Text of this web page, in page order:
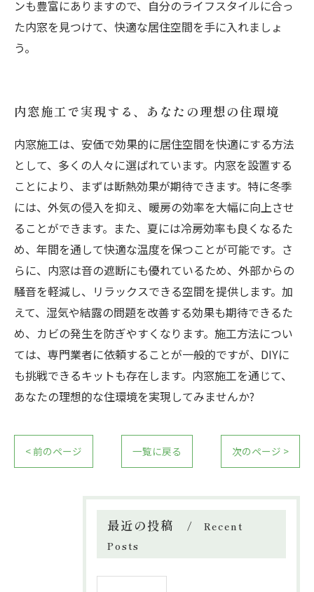
ンも豊富にありますので、自分のライフスタイルに合っ
た内窓を見つけて、快適な居住空間を手に入れましょ
う。
内窓施工で実現する、あなたの理想の住環境
内窓施工は、安価で効果的に居住空間を快適にする方法
として、多くの人々に選ばれています。内窓を設置する
ことにより、まずは断熱効果が期待できます。特に冬季
には、外気の侵入を抑え、暖房の効率を大幅に向上させ
ることができます。また、夏には冷房効率も良くなるた
め、年間を通して快適な温度を保つことが可能です。さ
らに、内窓は音の遮断にも優れているため、外部からの
騒音を軽減し、リラックスできる空間を提供します。加
えて、湿気や結露の問題を改善する効果も期待できるた
め、カビの発生を防ぎやすくなります。施工方法につい
ては、専門業者に依頼することが一般的ですが、DIYに
も挑戦できるキットも存在します。内窓施工を通じて、
あなたの理想的な住環境を実現してみませんか?
< 前のページ 一覧に戻る 次のページ >
最近の投稿
Recent
Posts